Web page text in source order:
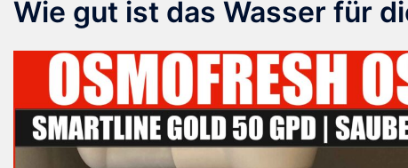
Wie gut ist das Wasser für